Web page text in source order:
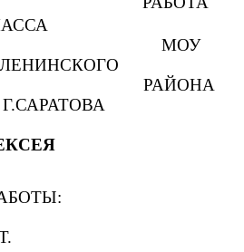
ЛЕНИНСКОГО
Г.САРАТОВА
РАБОТЫ: